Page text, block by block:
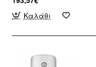
Καλάθι